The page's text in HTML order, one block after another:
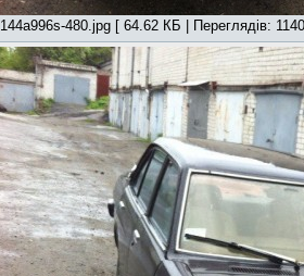
144a996s-480.jpg [ 64.62 КБ | Переглядів: